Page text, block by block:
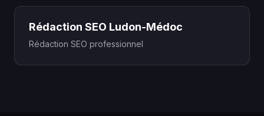
Rédaction SEO Ludon-Médoc
Rédaction SEO professionnel